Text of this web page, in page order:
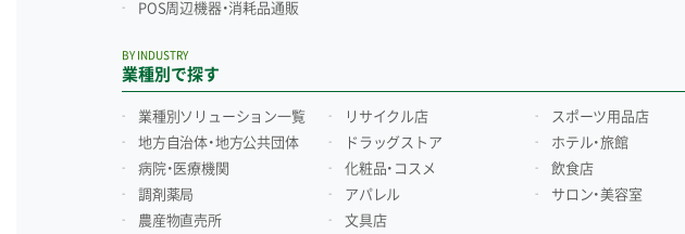
POS周辺機器・消耗品通販
業種別で探す
BY INDUSTRY
業種別ソリューション一覧
地方自治体・地方公共団体
病院・医療機関
調剤薬局
農産物直売所
リサイクル店
ドラッグストア
化粧品・コスメ
アパレル
文具店
スポーツ用品店
ホテル・旅館
飲食店
サロン・美容室